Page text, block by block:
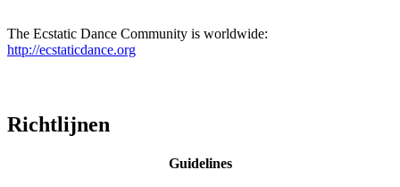
The Ecstatic Dance Community is worldwide:
http://ecstaticdance.org
Richtlijnen
Guidelines